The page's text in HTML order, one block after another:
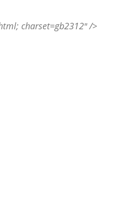
charset=gb2312″ />